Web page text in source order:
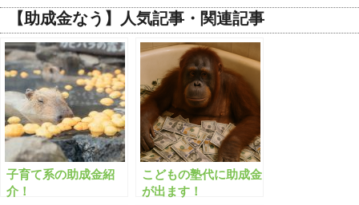
【助成金なう】人気記事・関連記事
子育て系の助成金紹
介！
こどもの塾代に助成金
が出ます！